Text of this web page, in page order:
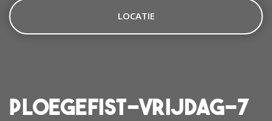
LOCATIE
ploegefist-vrijdag-7